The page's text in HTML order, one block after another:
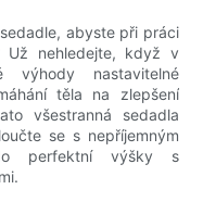
abyste při práci
Už nehledejte, když v
výhody nastavitelné
těla na zlepšení
všestranná sedadla
se s nepříjemným
perfektní výšky s